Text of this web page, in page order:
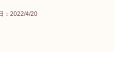
：2022/4/20